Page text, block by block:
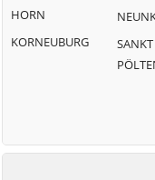
HORN
KORNEUBURG
SANKT